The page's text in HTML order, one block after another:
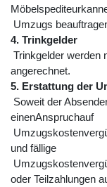
Umzugs
4. Trinkgelder
Trinkgelder werden
angerechnet.
5. Erstattung der
Soweit der
einenAnspruchauf
und fällige
oder Teilzahlungen